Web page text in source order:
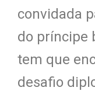
convidada
do príncipe
tem que
desafio